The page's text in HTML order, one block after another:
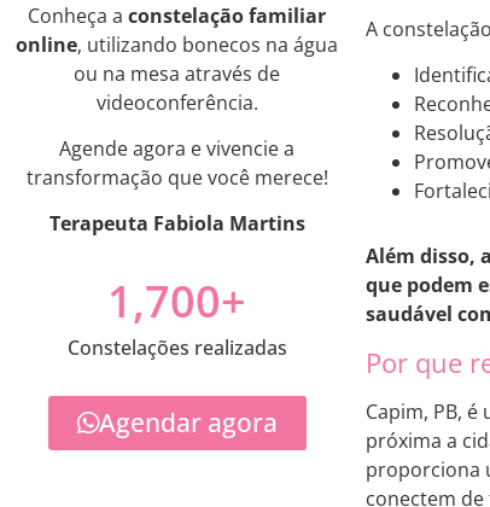
Conheça a constelação familiar
online, utilizando bonecos na água
ou na mesa através de
videoconferência.
Agende agora e vivencie a
transformação que você merece!
Terapeuta Fabiola Martins
Constelações realizadas
1,700+
Agendar agora
A
Além disso,
que podem
saudável
Por que
Capim, PB,
próxima a
proporciona
conectem